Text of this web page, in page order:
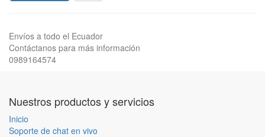
Envíos a todo el Ecuador
Contáctanos para más información
0989164574
Nuestros productos y servicios
Inicio
Soporte de chat en vivo